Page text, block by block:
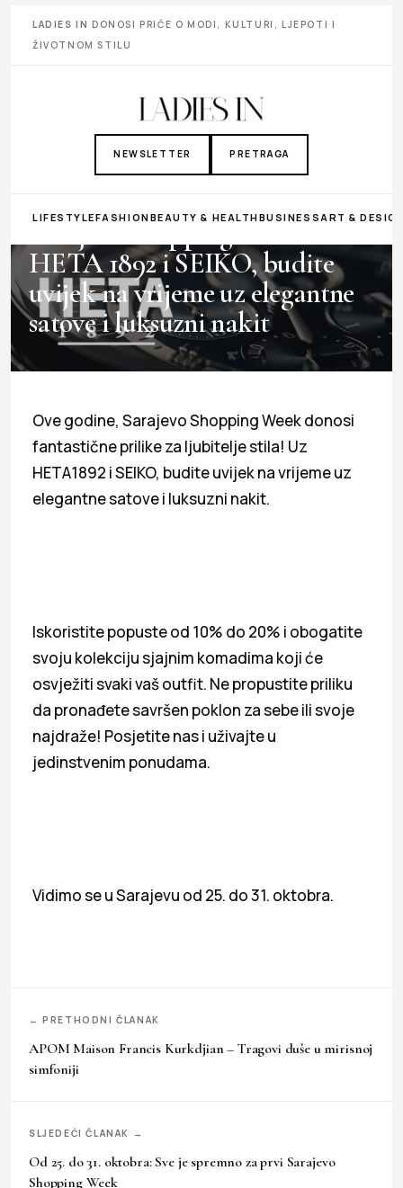
LADIES IN DONOSI PRIČE O MODI, KULTURI, LJEPOTI I
ŽIVOTNOM STILU
NEWSLETTER PRETRAGA
LIFESTYLEFASHIONBEAUTY & HEALTHBUSINESS ART &
HETA 1892 i SEIKO, budite
uvijek na vrijeme uz elegantne
satove i luksuzni nakit
Ove godine, Sarajevo Shopping Week donosi
fantastične prilike za ljubitelje stila! Uz
HETA1892 i SEIKO, budite uvijek na vrijeme uz
elegantne satove i luksuzni nakit.
Iskoristite popuste od 10% do 20% i obogatite
svoju kolekciju sjajnim komadima koji će
osvježiti svaki vaš outfit. Ne propustite priliku
da pronađete savršen poklon za sebe ili svoje
najdraže! Posjetite nas i uživajte u
jedinstvenim ponudama.
Vidimo se u Sarajevu od 25. do 31. oktobra.
← PRETHODNI ČLANAK
APOM Maison Francis Kurkdjian – Tragovi duše u mirisnoj
simfoniji
SLJEDEĆI ČLANAK →
Od 25. do 31. oktobra: Sve je spremno za prvi Sarajevo
Shopping Week